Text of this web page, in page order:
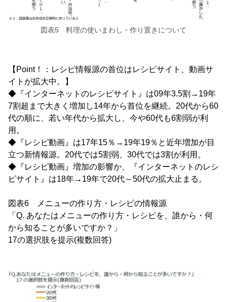
図表5 料理の使いまわし・作り置きについて
【Point！：レシピ情報源の首位はレシピサイト、動画サ
イトが拡大中。】
◆『インターネットのレシピサイト』は09年3.5割→19年
7割超まで大きく増加し14年から首位を継続。20代から60
代の順に、若い年代から拡大し、今や60代も6割弱が利
用。
◆『レシピ動画』は17年15％→19年19％と近年増加が目
立つ新情報源。20代では5割弱、30代では3割が利用。
◆『レシピ動画』増加の影響か、『インターネットのレシ
ピサイト』は18年→19年で20代～50代の拡大止まる。
図表6 メニューの作り方・レシピの情報源
「Q. あなたはメニューの作り方・レシピを、誰から・何
から知ることが多いですか？」
17の選択肢を提示(複数回答)